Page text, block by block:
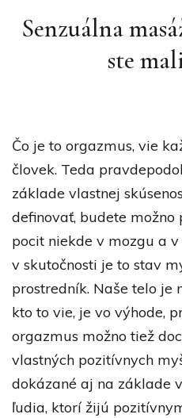
Senzuálna
ste
Čo je to orgazmus, vie
človek. Teda
základe vlastnej
definovať, budete
pocit niekde v mozgu a
v skutočnosti je to stav
prostredník. Naše telo je
kto to vie, je vo výhode,
orgazmus možno tiež
vlastných pozitívnych
dokázané aj na základe
ľudia, ktorí žijú